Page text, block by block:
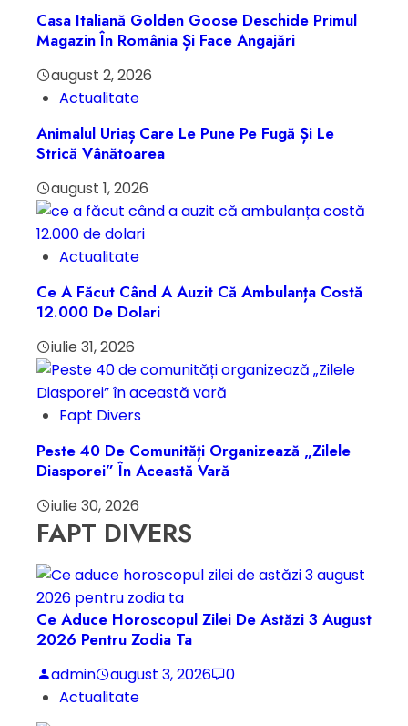
Casa Italiană Golden Goose Deschide Primul
Magazin În România Și Face Angajări
august 2, 2026
Actualitate
Animalul Uriaș Care Le Pune Pe Fugă Și Le
Strică Vânătoarea
august 1, 2026
Actualitate
Ce A Făcut Când A Auzit Că Ambulanța Costă
12.000 De Dolari
iulie 31, 2026
Fapt Divers
Peste 40 De Comunități Organizează „Zilele
Diasporei” În Această Vară
iulie 30, 2026
FAPT DIVERS
Ce Aduce Horoscopul Zilei De Astăzi 3 August
2026 Pentru Zodia Ta
admin august 3, 2026
0
Actualitate